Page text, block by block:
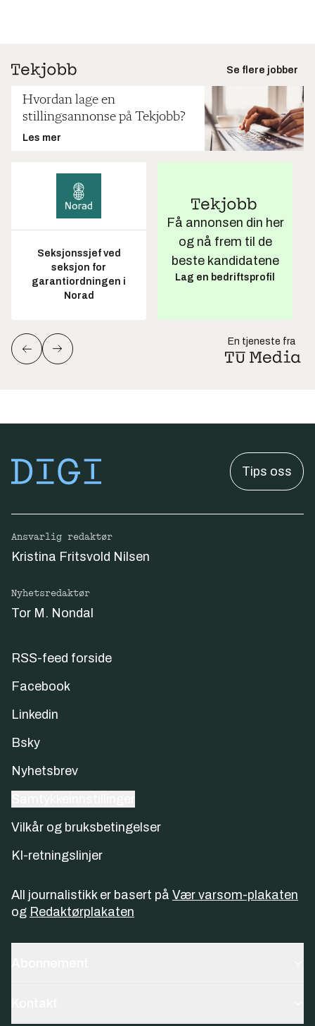
Se flere jobber
Hvordan lage en
stillingsannonse på Tekjobb?
Les mer
Seksjonssjef ved
seksjon for
garantiordningen i
Norad
Få annonsen din her
og nå frem til de
beste kandidatene
Lag en bedriftsprofil
En tjeneste fra
Tips oss
Ansvarlig redaktør
Kristina Fritsvold Nilsen
Nyhetsredaktør
Tor M. Nondal
RSS-feed forside
Facebook
Linkedin
Bsky
Nyhetsbrev
Vilkår og bruksbetingelser
KI-retningslinjer
All journalistikk er basert på Vær varsom-plakaten
og Redaktørplakaten